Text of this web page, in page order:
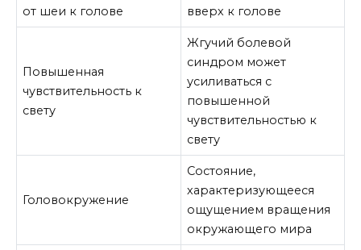
от шеи к голове
вверх к голове
Повышенная
чувствительность к
свету
Жгучий болевой
синдром может
усиливаться с
повышенной
чувствительностью к
свету
Головокружение
Состояние,
характеризующееся
ощущением вращения
окружающего мира